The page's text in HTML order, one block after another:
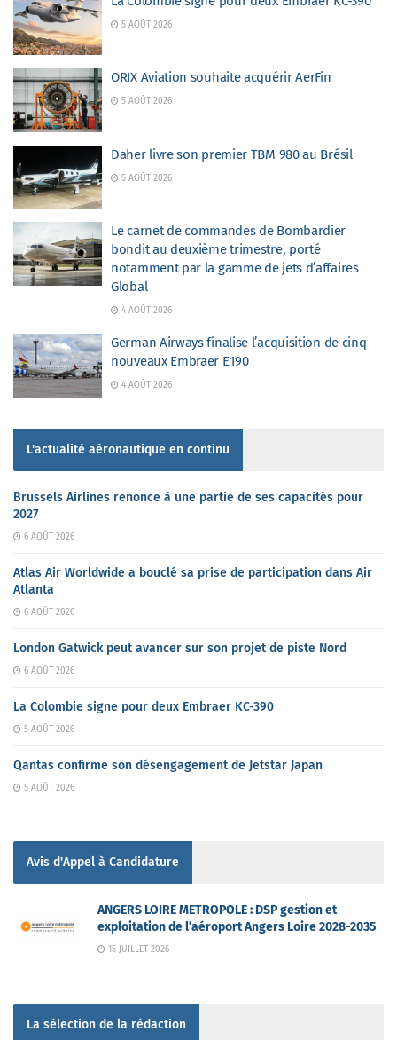
5 AOÛT 2026
ORIX Aviation souhaite acquérir AerFin
5 AOÛT 2026
Daher livre son premier TBM 980 au Brésil
5 AOÛT 2026
Le carnet de commandes de Bombardier
bondit au deuxième trimestre, porté
notamment par la gamme de jets d’affaires
Global
4 AOÛT 2026
German Airways finalise l’acquisition de cinq
nouveaux Embraer E190
4 AOÛT 2026
L'actualité aéronautique en continu
Brussels Airlines renonce à une partie de ses capacités pour
2027
6 AOÛT 2026
Atlas Air Worldwide a bouclé sa prise de participation dans Air
Atlanta
6 AOÛT 2026
London Gatwick peut avancer sur son projet de piste Nord
6 AOÛT 2026
La Colombie signe pour deux Embraer KC-390
5 AOÛT 2026
Qantas confirme son désengagement de Jetstar Japan
5 AOÛT 2026
Avis d'Appel à Candidature
ANGERS LOIRE METROPOLE : DSP gestion et
exploitation de l’aéroport Angers Loire 2028-2035
15 JUILLET 2026
La sélection de la rédaction